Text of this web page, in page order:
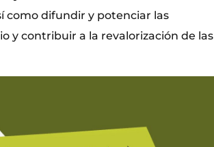
como difundir y potenciar las
y contribuir a la revalorización de las